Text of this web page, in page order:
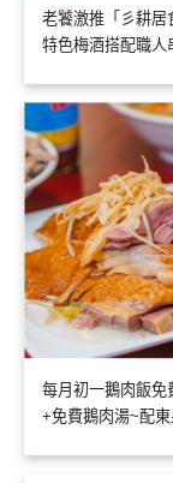
老饕激推「彡耕居
特色梅酒搭配職人
每月初一鵝肉飯免
+免費鵝肉湯~配